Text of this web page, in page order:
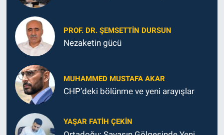
PROF. DR. ŞEMSETTIN DURSUN
Nezaketin gücü
MUHAMMED MUSTAFA AKAR
CHP’deki bölünme ve yeni arayışlar
YAŞAR FATIH ÇEKIN